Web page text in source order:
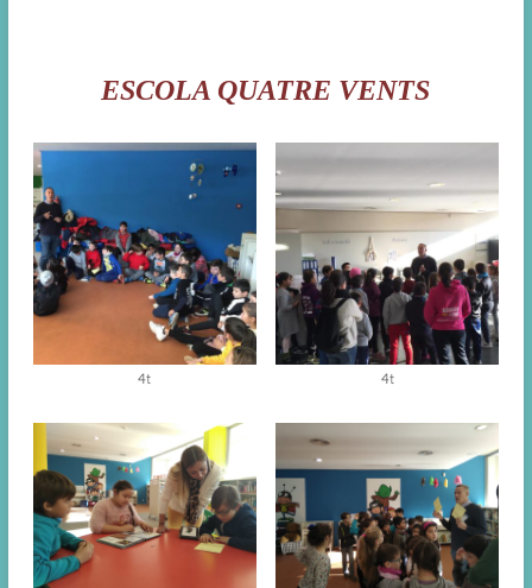
ESCOLA QUATRE VENTS
4t 4t